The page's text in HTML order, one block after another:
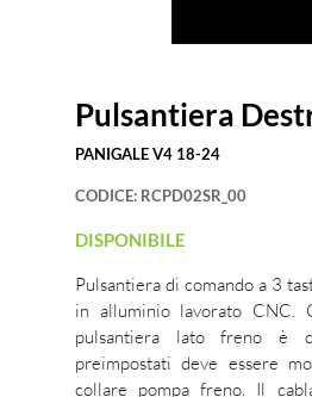
Pulsantiera
PANIGALE V4 18-24
CODICE: RCPD02SR_00
DISPONIBILE
Pulsantiera di comando a 3
in alluminio lavorato CNC.
pulsantiera lato freno è
preimpostati deve essere
collare pompa freno. Il